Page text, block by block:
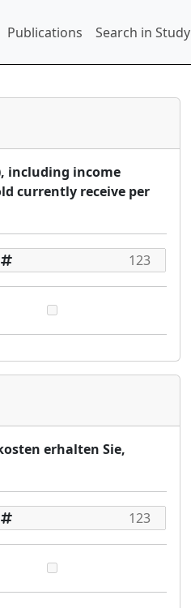
Publications Search in Study
including income
currently receive per
erhalten Sie,